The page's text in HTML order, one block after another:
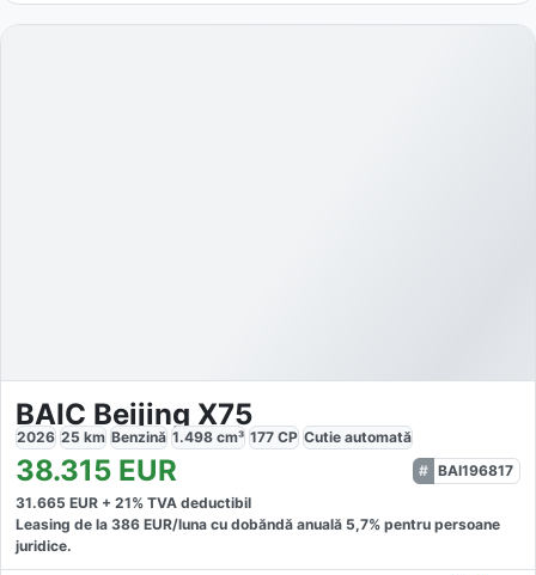
BAIC Beijing X75
2026 25 km Benzină 1.498 cm³ 177 CP Cutie automată
38.315 EUR
BAI196817
31.665 EUR + 21% TVA deductibil
Leasing de la 386 EUR/luna cu dobăndă anuală 5,7% pentru persoane
juridice.